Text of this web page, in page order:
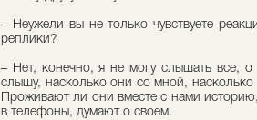
– Неужели вы не только чувствуете
реплики?
– Нет, конечно, я не могу слышать все,
слышу, насколько они со мной, насколько
Проживают ли они вместе с нами
в телефоны, думают о своем.